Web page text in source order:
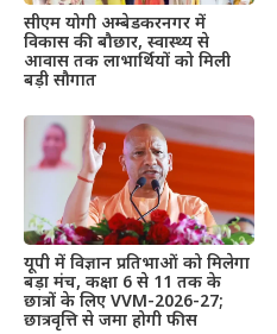
सीएम योगी अम्बेडकरनगर में
विकास की बौछार, स्वास्थ्य से
आवास तक लाभार्थियों को मिली
बड़ी सौगात
यूपी में विज्ञान प्रतिभाओं को मिलेगा
बड़ा मंच, कक्षा 6 से 11 तक के
छात्रों के लिए VVM-2026-27;
छात्रवृत्ति से जमा होगी फीस